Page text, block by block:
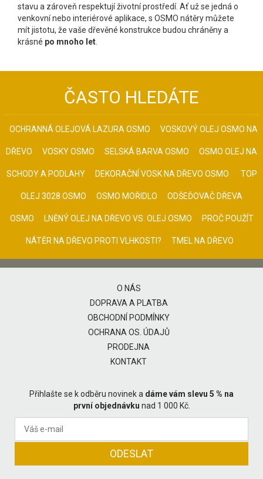
stavu a zároveň respektují životní prostředí. Ať už se jedná o
venkovní nebo interiérové aplikace, s OSMO nátěry můžete
mít jistotu, že vaše dřevěné konstrukce budou chráněny a
krásné po mnoho let
ČASTO HLEDÁTE
OCHRANNÁ OLEJOVÁ LAZURA OSMO VOSKOVÝ OLEJ OSMO NA
DŘEVO VOSKY OSMO SELSKÁ BARVA OSMO OSMO OLEJ NA
SCHODY A PODLAHY DEKORAČNÍ VOSK NA DŘEVO OSMO TOP
OLEJ 3028 OSMO OSMO MOŘIDLO ODŠEĎOVAČ DŘEVA
OSMO LNĚNÝ OLEJ NA DŘEVO VS. OLEJ OSMO PROČ POUŽÍT
NÁTĚR NA DŘEVO PROTI VLHKOSTI? TMEL NA DŘEVO
O NÁS
DOPRAVA A PLATBA
OBCHODNÍ PODMÍNKY
OCHRANA OS. ÚDAJŮ
PRODEJNA
KONTAKT
Přihlašte se k odběru novinek a dáme vám slevu 5 % na
první objednávku nad 1 000 Kč.